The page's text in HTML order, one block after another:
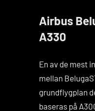
Airbus
A330
En av de mest
mellan
grundflygplan
baseras på